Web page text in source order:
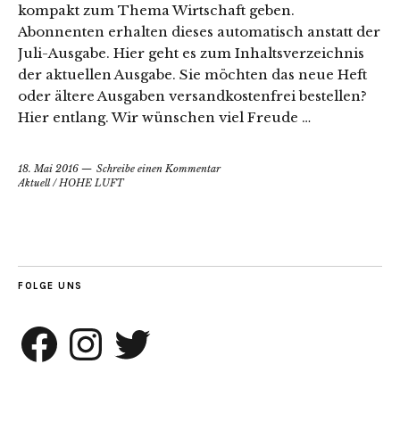
kompakt zum Thema Wirtschaft geben.
Abonnenten erhalten dieses automatisch anstatt der
Juli-Ausgabe. Hier geht es zum Inhaltsverzeichnis
der aktuellen Ausgabe. Sie möchten das neue Heft
oder ältere Ausgaben versandkostenfrei bestellen?
Hier entlang. Wir wünschen viel Freude …
18. Mai 2016
Schreibe einen Kommentar
Aktuell/ HOHE LUFT
FOLGE UNS
Facebook InstagramTwitter